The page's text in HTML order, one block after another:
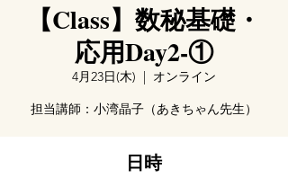
【Class】数秘基礎・
応用Day2-①
4月23日(木)
  |
オンライン
担当講師：小湾晶子（あきちゃん先生）
日時